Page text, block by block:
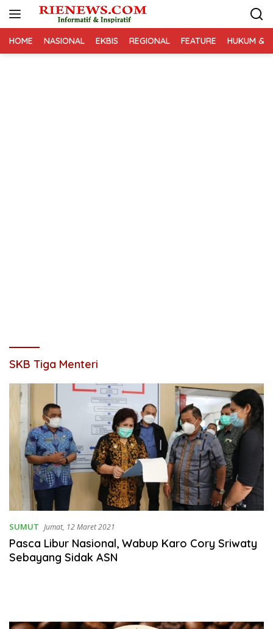
HOME NASIONAL EKBIS REGIONAL FEATURE HUKUM &
SKB Tiga Menteri
SUMUT Jumat, 12 Maret 2021
Pasca Libur Nasional, Wabup Karo Cory Sriwaty
Sebayang Sidak ASN